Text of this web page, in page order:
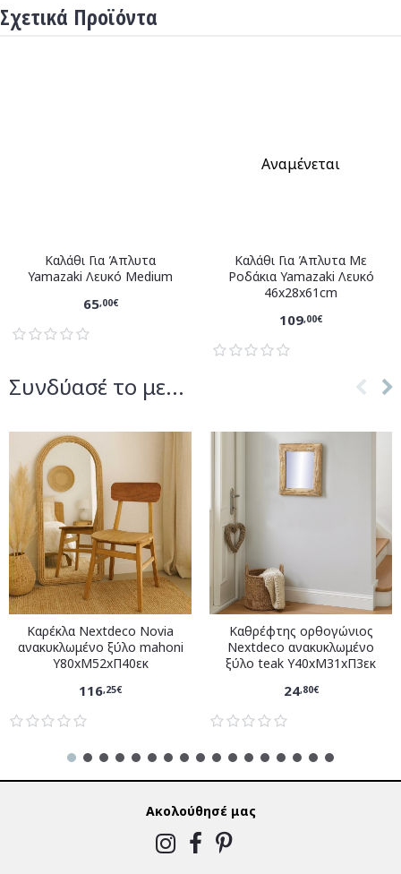
Σχετικά Προϊόντα
Καλάθι Για Άπλυτα
Yamazaki Λευκό Medium
65,00€
Αναμένεται
Καλάθι Για Άπλυτα Με
Ροδάκια Yamazaki Λευκό
46x28x61cm
109,00€
Συνδύασέ το με...
Καρέκλα Nextdeco Novia
ανακυκλωμένο ξύλο mahoni
Υ80xM52xΠ40εκ
116,25€
Καθρέφτης ορθογώνιος
Nextdeco ανακυκλωμένο
ξύλο teak Υ40xM31xΠ3εκ
24,80€
Ακολούθησέ μας